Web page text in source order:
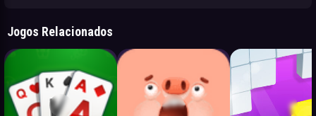
Jogos Relacionados